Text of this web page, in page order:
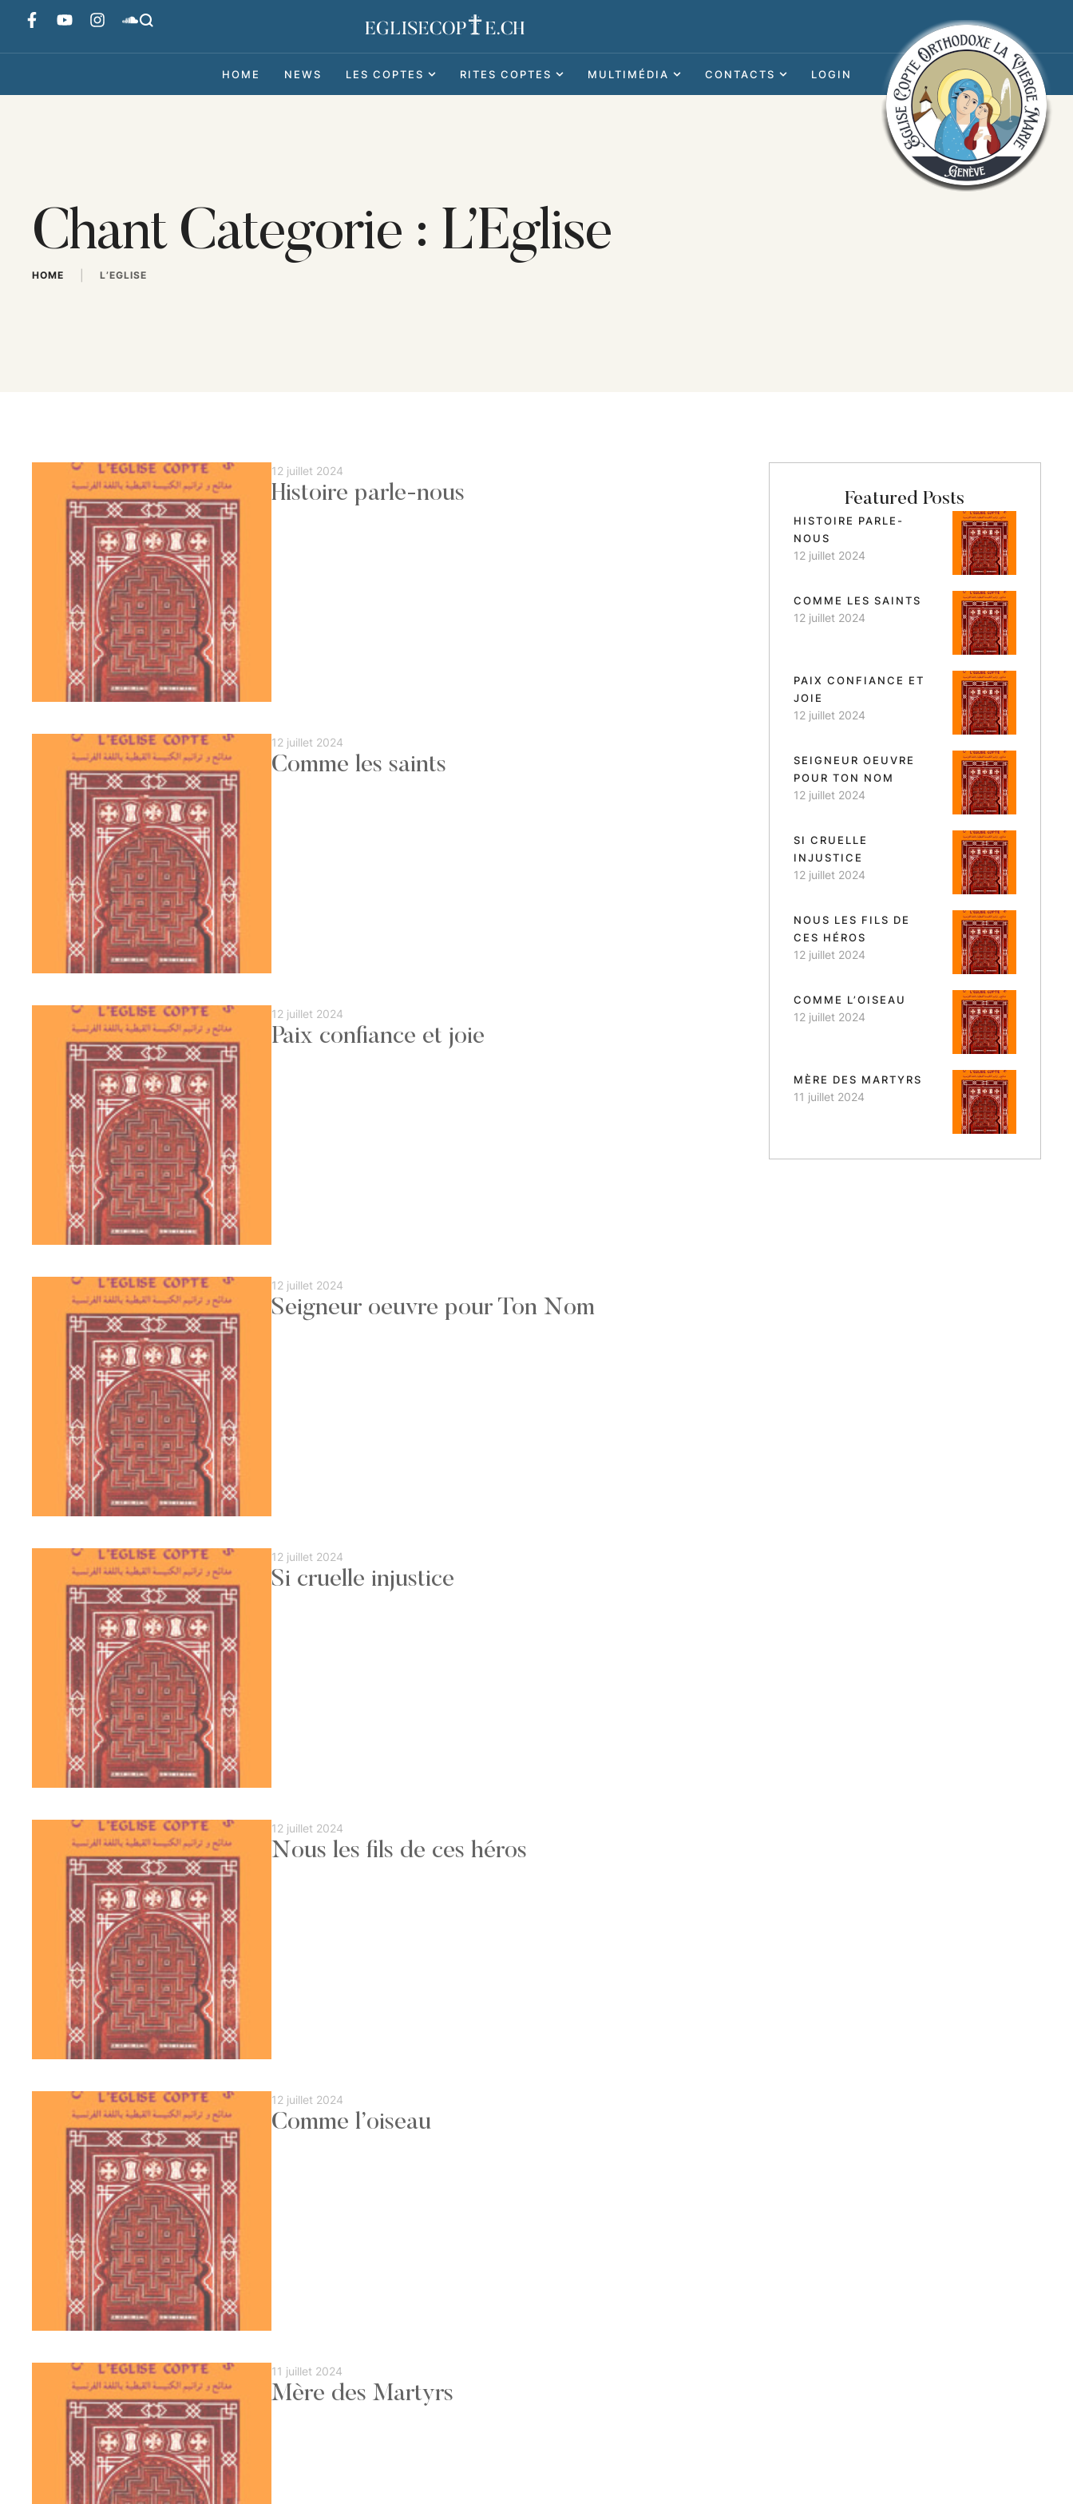
HOME NEWS LES COPTES RITES COPTES MULTIMÉDIA CONTACTS LOGIN
Chant Categorie : L’Eglise
HOME L’EGLISE
12 juillet 2024
Histoire parle-nous
12 juillet 2024
Comme les saints
12 juillet 2024
Paix confiance et joie
12 juillet 2024
Seigneur oeuvre pour Ton Nom
12 juillet 2024
Si cruelle injustice
12 juillet 2024
Nous les fils de ces héros
12 juillet 2024
Comme l’oiseau
11 juillet 2024
Mère des Martyrs
Featured Posts
HISTOIRE PARLE-
NOUS
12 juillet 2024
COMME LES SAINTS
12 juillet 2024
PAIX CONFIANCE ET
JOIE
12 juillet 2024
SEIGNEUR OEUVRE
POUR TON NOM
12 juillet 2024
SI CRUELLE
INJUSTICE
12 juillet 2024
NOUS LES FILS DE
CES HÉROS
12 juillet 2024
COMME L’OISEAU
12 juillet 2024
MÈRE DES MARTYRS
11 juillet 2024